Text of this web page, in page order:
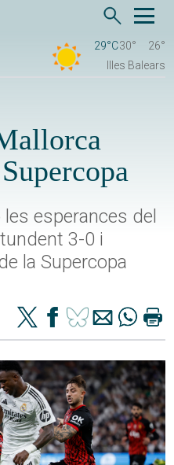
29°C30°
26°
Illes Balears
esperances del
3-0 i
la Supercopa